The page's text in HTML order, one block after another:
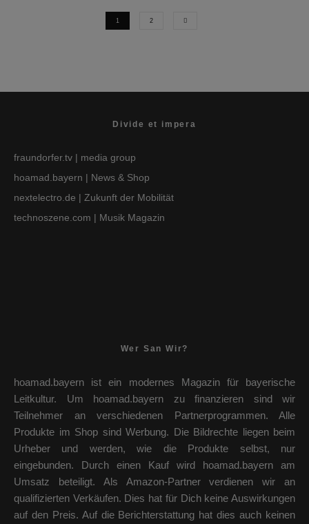
1 2
Divide et impera
fraundorfer.tv | media group
hoamad.bayern | News & Shop
nextelectro.de | Zukunft der Mobilität
technoszene.com | Musik Magazin
Wer San Wir?
hoamad.bayern ist ein modernes Magazin für bayerische
Leitkultur. Um hoamad.bayern zu finanzieren sind wir
Teilnehmer an verschiedenen Partnerprogrammen. Alle
Produkte im Shop sind Werbung. Die Bildrechte liegen beim
Urheber und werden, wie die Produkte selbst, nur
eingebunden. Durch einen Kauf wird hoamad.bayern am
Umsatz beteiligt. Als Amazon-Partner verdienen wir an
qualifizierten Verkäufen. Dies hat für Dich keine Auswirkungen
auf den Preis. Auf die Berichterstattung hat dies auch keinen